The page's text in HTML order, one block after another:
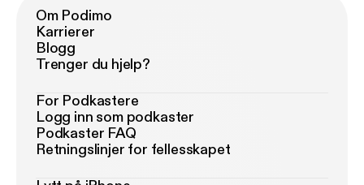
Om Podimo
Karrierer
Blogg
Trenger du hjelp?
For Podkastere
Logg inn som podkaster
Podkaster FAQ
Retningslinjer for fellesskapet